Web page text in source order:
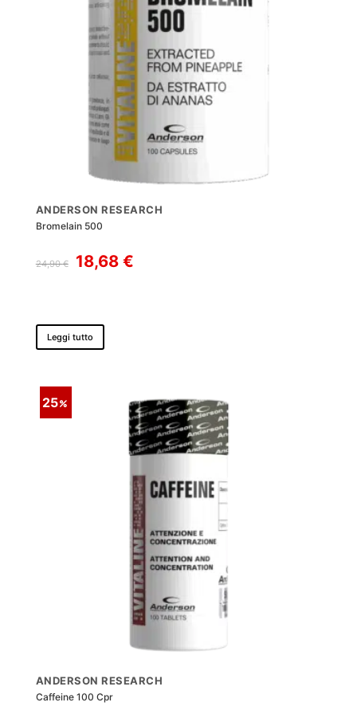
ANDERSON RESEARCH
Bromelain 500
24,90€
Il
prezzo
24,90 €.
18,68 €Il
Leggi tutto
25
ANDERSON RESEARCH
Caffeine 100 Cpr